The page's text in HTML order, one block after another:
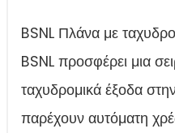
BSNL Πλάνα με
BSNL προσφέρει μια
ταχυδρομικά έξοδα
παρέχουν αυτόματη